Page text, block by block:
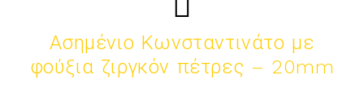
Ασημένιο Κωνσταντινάτο με
φούξια ζιργκόν πέτρες – 20mm